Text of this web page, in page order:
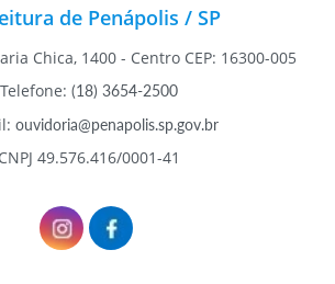
de Penápolis / SP
Chica, 1400 - Centro CEP: 16300-005
Telefone: (18) 3654-2500
ouvidoria@penapolis.sp.gov.br
CNPJ 49.576.416/0001-41